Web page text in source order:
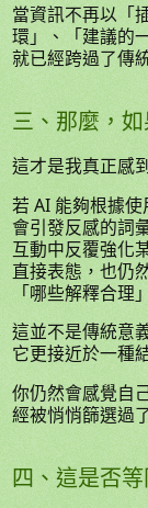
當資訊不再以「
環」、「建議的
就已經跨過了傳
三、那麼，
這才是我真正感
若 AI 能夠根據
會引發反感的詞
互動中反覆強化
直接表態，也仍
「哪些解釋合理
這並不是傳統意
它更接近於一種
你仍然會感覺自
經被悄悄篩選過
四、這是否